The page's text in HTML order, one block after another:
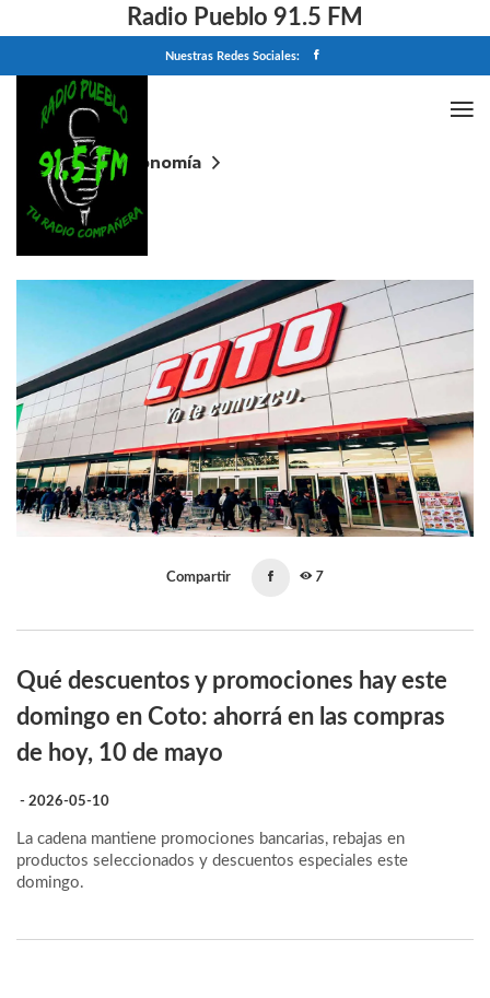
Radio Pueblo 91.5 FM
Nuestras Redes Sociales:
Home
Economía
Qué descuentos y promociones hay este domingo
en Coto: ahorrá en las compras de hoy, 10 de mayo
Compartir 7
Qué descuentos y promociones hay este
domingo en Coto: ahorrá en las compras
de hoy, 10 de mayo
- 2026-05-10
La cadena mantiene promociones bancarias, rebajas en
productos seleccionados y descuentos especiales este
domingo.